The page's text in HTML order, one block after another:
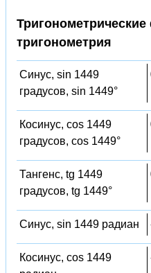
тригонометрия
Синус, sin 1449
градусов, sin 1449°
Косинус, cos 1449
градусов, cos 1449°
Тангенс, tg 1449
градусов, tg 1449°
Синус, sin 1449 радиан
Косинус, cos 1449